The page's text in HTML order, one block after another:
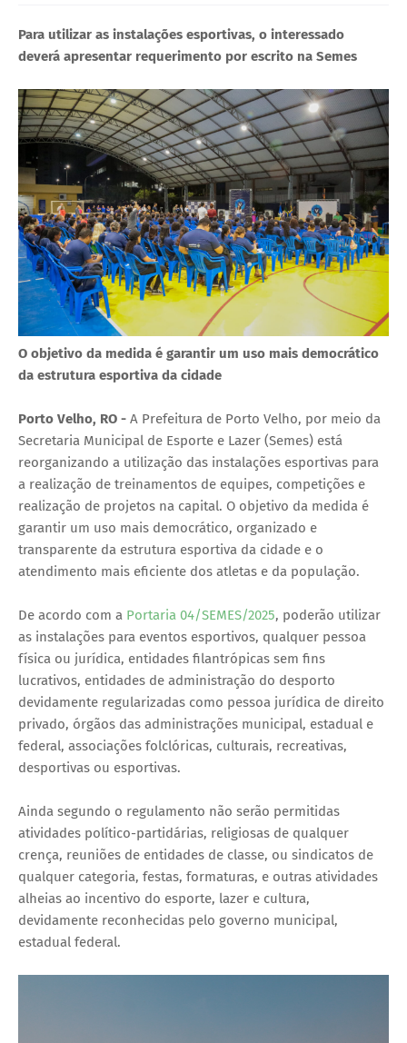
Para utilizar as instalações esportivas, o interessado
deverá apresentar requerimento por escrito na Semes
O objetivo da medida é garantir um uso mais democrático
da estrutura esportiva da cidade
Porto Velho, RO - A Prefeitura de Porto Velho, por meio da
Secretaria Municipal de Esporte e Lazer (Semes) está
reorganizando a utilização das instalações esportivas para
a realização de treinamentos de equipes, competições e
realização de projetos na capital. O objetivo da medida é
garantir um uso mais democrático, organizado e
transparente da estrutura esportiva da cidade e o
atendimento mais eficiente dos atletas e da população.
De acordo com a Portaria 04/SEMES/2025, poderão utilizar
as instalações para eventos esportivos, qualquer pessoa
física ou jurídica, entidades filantrópicas sem fins
lucrativos, entidades de administração do desporto
devidamente regularizadas como pessoa jurídica de direito
privado, órgãos das administrações municipal, estadual e
federal, associações folclóricas, culturais, recreativas,
desportivas ou esportivas.
Ainda segundo o regulamento não serão permitidas
atividades político-partidárias, religiosas de qualquer
crença, reuniões de entidades de classe, ou sindicatos de
qualquer categoria, festas, formaturas, e outras atividades
alheias ao incentivo do esporte, lazer e cultura,
devidamente reconhecidas pelo governo municipal,
estadual federal.